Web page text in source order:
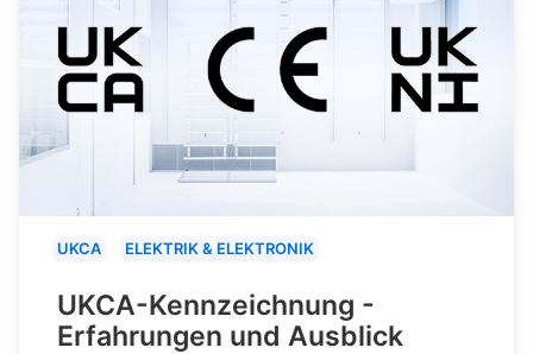
UKCA ELEKTRIK & ELEKTRONIK
UKCA-Kennzeichnung -
Erfahrungen und Ausblick